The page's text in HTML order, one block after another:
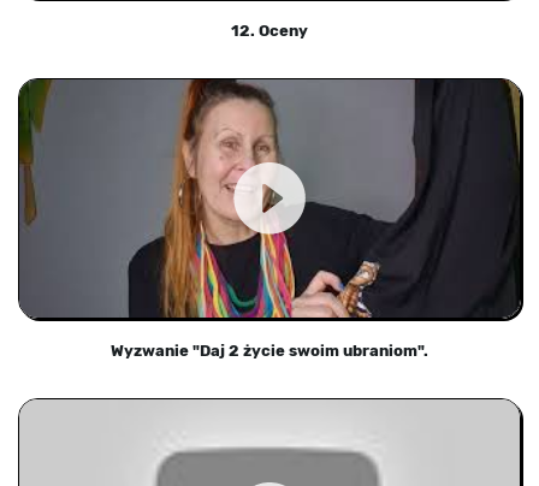
12. Oceny
Wyzwanie "Daj 2 życie swoim ubraniom".